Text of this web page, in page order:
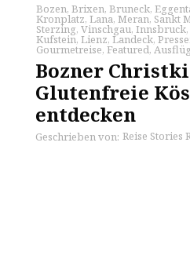
Bozen, Brixen, Bruneck,
Kronplatz, Lana, Meran, Sankt
Sterzing, Vinschgau, Innsbruck,
Kufstein, Lienz, Landeck,
Gourmetreise, Featured,
Bozner
Glutenfreie
entdecken
Geschrieben von: Reise Stories